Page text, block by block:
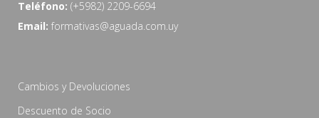
Teléfono: (+5982) 2209-6694
Email: formativas@aguada.com.uy
Cambios y Devoluciones
Descuento de Socio